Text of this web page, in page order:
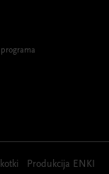
Produkcija ENKI